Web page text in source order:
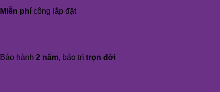
Miễn phí công lắp đặt
Bảo hành 2 năm, bảo trì trọn đời